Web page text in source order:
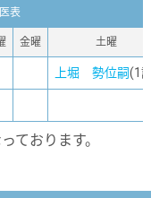
表
金曜 土曜
上堀 勢位嗣(1
ております。